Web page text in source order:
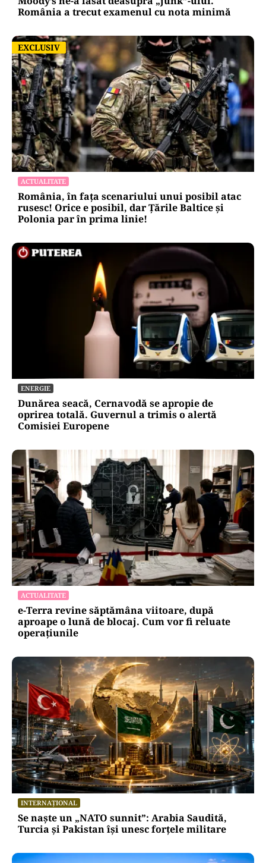
România a trecut examenul cu nota minimă
EXCLUSIV
EXCLUSIV
ACTUALITATE
România, în fața scenariului unui posibil atac
rusesc! Orice e posibil, dar Țările Baltice și
Polonia par în prima linie!
ENERGIE
Dunărea seacă, Cernavodă se apropie de
oprirea totală. Guvernul a trimis o alertă
Comisiei Europene
ACTUALITATE
e-Terra revine săptămâna viitoare, după
aproape o lună de blocaj. Cum vor fi reluate
operațiunile
INTERNAȚIONAL
Se naște un „NATO sunnit”: Arabia Saudită,
Turcia și Pakistan își unesc forțele militare